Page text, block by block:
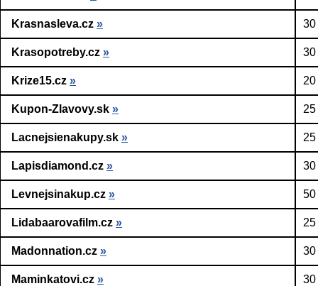
Krasnasleva.cz » 30
Krasopotreby.cz » 30
Krize15.cz »
Kupon-Zlavovy.sk »
Lacnejsienakupy.sk »
Lapisdiamond.cz » 30
Levnejsinakup.cz » 50
Lidabaarovafilm.cz »
Madonnation.cz » 30
Maminkatovi.cz » 30